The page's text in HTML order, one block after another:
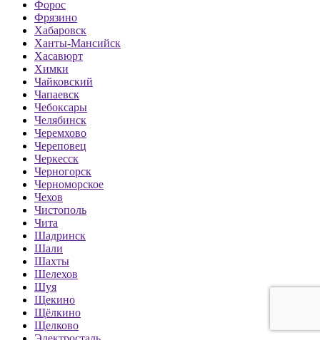
Форос
Фрязино
Хабаровск
Ханты-Мансийск
Хасавюрт
Химки
Чайковский
Чапаевск
Чебоксары
Челябинск
Черемхово
Череповец
Черкесск
Черногорск
Черноморское
Чехов
Чистополь
Чита
Шадринск
Шали
Шахты
Шелехов
Шуя
Щекино
Щёлкино
Щелково